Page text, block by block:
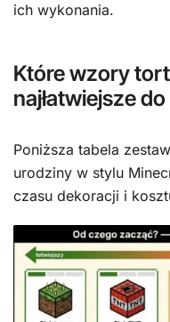
ich wykonania.
Które wzory
najłatwiejsze
Poniższa tabela
urodziny w stylu
czasu dekoracji i